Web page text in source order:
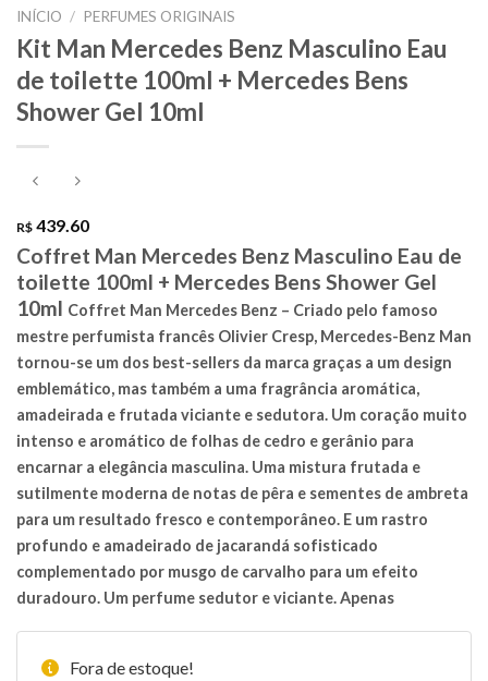
INÍCIO / PERFUMES ORIGINAIS
Kit Man Mercedes Benz Masculino Eau
de toilette 100ml + Mercedes Bens
Shower Gel 10ml
R$ 439.60
Coffret Man Mercedes Benz Masculino Eau de
toilette 100ml + Mercedes Bens Shower Gel
10ml Coffret Man Mercedes Benz – Criado pelo famoso
mestre perfumista francês Olivier Cresp, Mercedes-Benz Man
tornou-se um dos best-sellers da marca graças a um design
emblemático, mas também a uma fragrância aromática,
amadeirada e frutada viciante e sedutora. Um coração muito
intenso e aromático de folhas de cedro e gerânio para
encarnar a elegância masculina. Uma mistura frutada e
sutilmente moderna de notas de pêra e sementes de ambreta
para um resultado fresco e contemporâneo. E um rastro
profundo e amadeirado de jacarandá sofisticado
complementado por musgo de carvalho para um efeito
duradouro. Um perfume sedutor e viciante. Apenas
Fora de estoque!